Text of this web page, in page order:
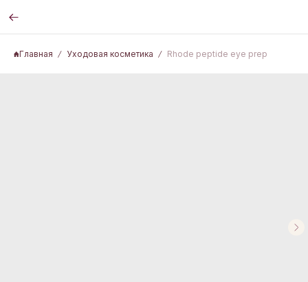
Главная Уходовая косметика Rhode peptide eye prep